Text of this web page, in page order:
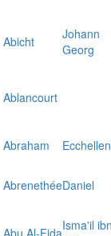
Abicht
Johann
Georg
Ablancourt
Abraham
AbrenethéeDaniel
Abu Al-FidaIsma'il